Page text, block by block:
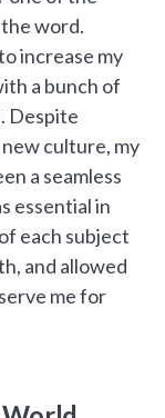
word.
increase my
a bunch of
Despite
culture, my
a seamless
essential in
each subject
and allowed
me for